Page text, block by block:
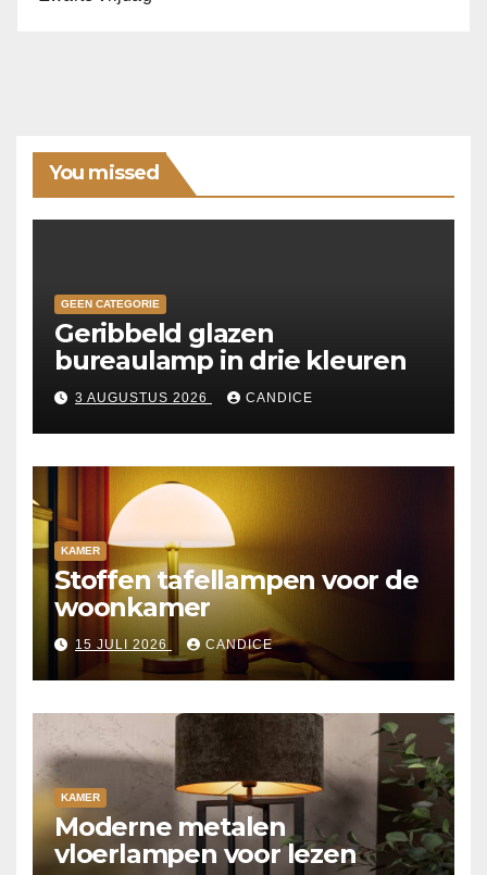
You missed
GEEN CATEGORIE
Geribbeld glazen
bureaulamp in drie kleuren
3 AUGUSTUS 2026 CANDICE
KAMER
Stoffen tafellampen voor de
woonkamer
15 JULI 2026 CANDICE
KAMER
Moderne metalen
vloerlampen voor lezen